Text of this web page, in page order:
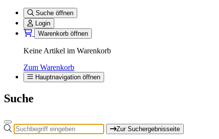
Suche öffnen
Login
Warenkorb öffnen
Keine Artikel im Warenkorb
Zum Warenkorb
Hauptnavigation öffnen
Suche
Zur Suchergebnisseite